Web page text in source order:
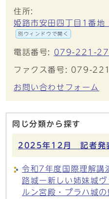
住所:
姫路市安田四丁目1番地
別ウィンドウで開く
電話番号: 079-221-
ファクス番号: 079-
お問い合わせフォーム
同じ分類から探す
2025年12月 記者発
令和7年度国際理解講
路城ー新しい姉妹城
ルン宮殿・プラハ城